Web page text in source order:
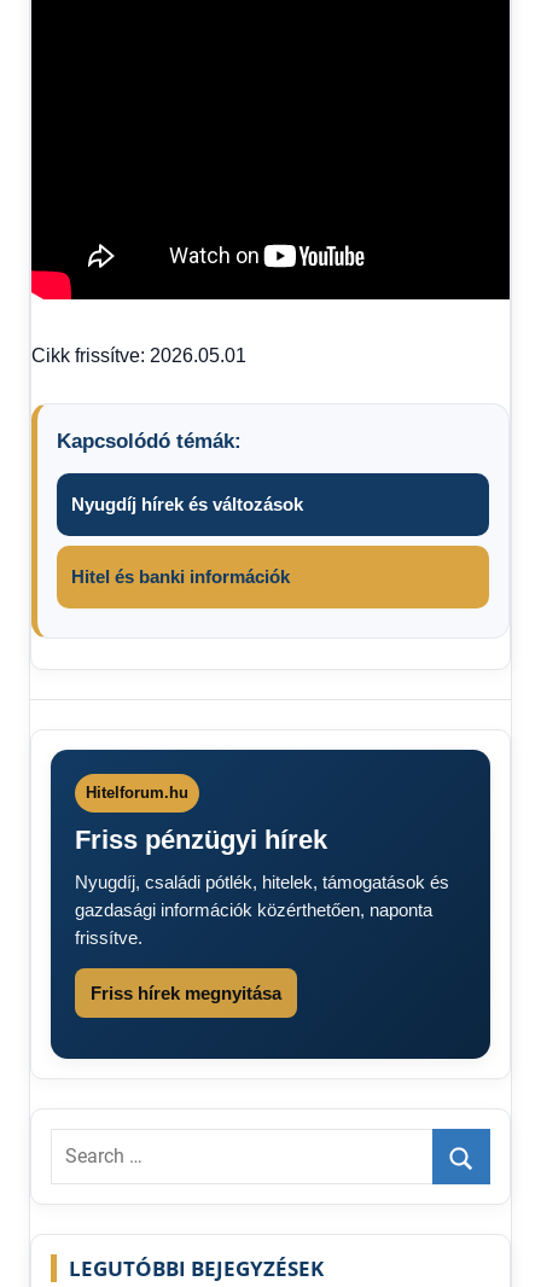
Cikk frissítve: 2026.05.01
Kapcsolódó témák:
Nyugdíj hírek és változások
Hitel és banki információk
hírek
percről
Gépjárműadó
gépjárműadó
Súlyadó
Súlyadó
befizetése
Hitelforum.hu
Friss pénzügyi hírek
Nyugdíj, családi pótlék, hitelek, támogatások és
gazdasági információk közérthetően, naponta
frissítve.
Friss hírek megnyitása
Search
Search
LEGUTÓBBI BEJEGYZÉSEK